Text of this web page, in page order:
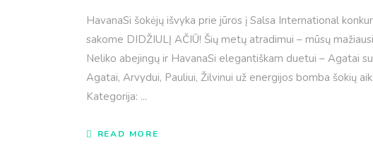
HavanaSi šokėjų išvyka prie jūros į Salsa International
sakome DIDŽIULĮ AČIŪ! Šių metų atradimui – mūsų
Neliko abejingų ir HavanaSi elegantiškam duetui – Agatai
Agatai, Arvydui, Pauliui, Žilvinui už energijos bomba šokių
Kategorija:
READ MORE